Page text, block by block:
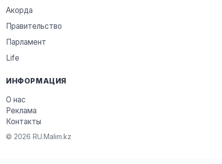
Акорда
Правительство
Парламент
Life
ИНФОРМАЦИЯ
О нас
Реклама
Контакты
© 2026 RU.Malim.kz